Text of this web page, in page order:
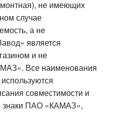
не имеющих
случае
а не
является
и не
Все наименования
совместимости и
знаки ПАО «КАМАЗ»,